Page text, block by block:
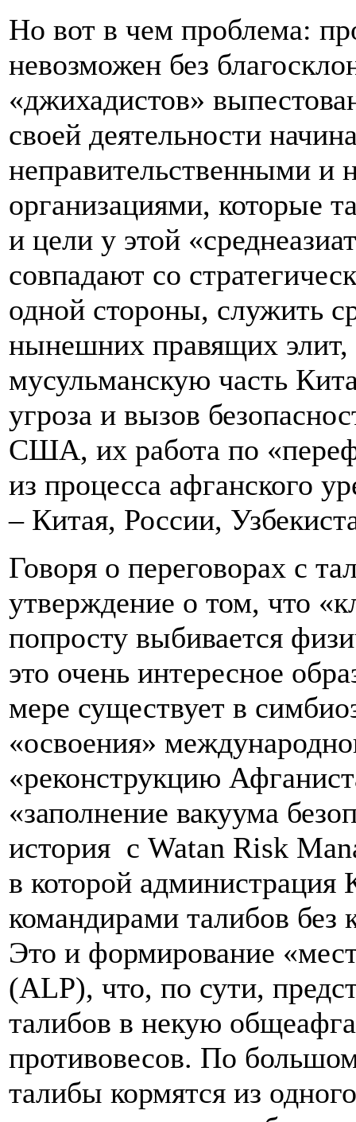
Но вот в чем проблема:
невозможен без
«джихадистов»
своей деятельности
неправительственными и
организациями, которые
и цели у этой
совпадают со
одной стороны, служить
нынешних правящих элит,
мусульманскую часть
угроза и вызов
США, их работа по
из процесса афганского
– Китая, России,
Говоря о переговорах с
утверждение о том, что
попросту выбивается
это очень интересное
мере существует в
«освоения»
«реконструкцию
«заполнение вакуума
история с Watan Risk
в которой администрация
командирами талибов без
Это и формирование
(ALP), что, по сути,
талибов в некую
противовесов. По
талибы кормятся из